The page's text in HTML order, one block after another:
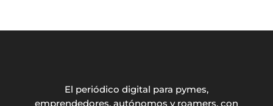
El periódico digital para pymes,
emprendedores, autónomos y roamers, con